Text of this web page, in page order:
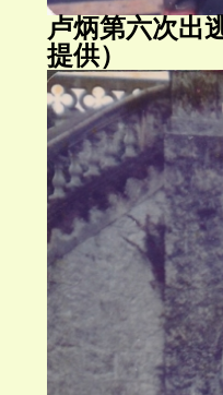
卢炳第六次出
提供）